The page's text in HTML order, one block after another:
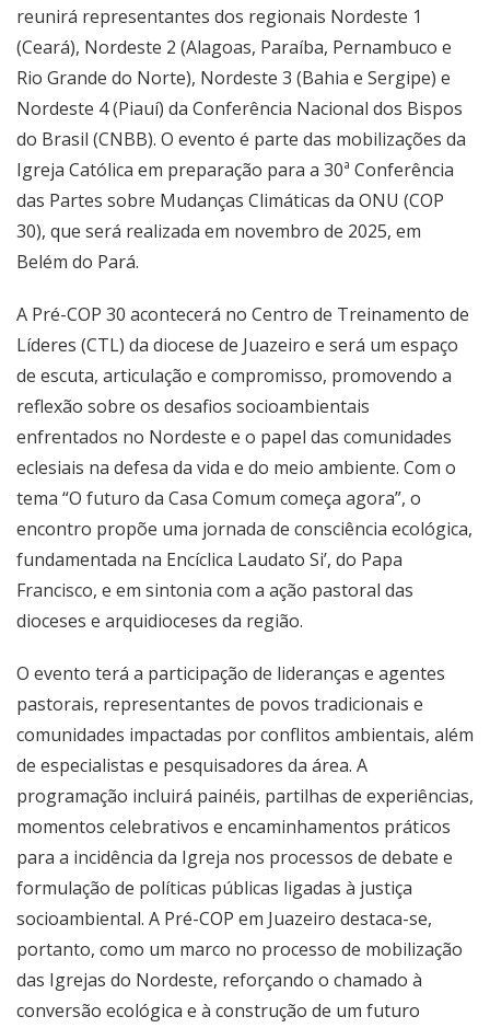
reunirá representantes dos regionais Nordeste 1
(Ceará), Nordeste 2 (Alagoas, Paraíba, Pernambuco e
Rio Grande do Norte), Nordeste 3 (Bahia e Sergipe) e
Nordeste 4 (Piauí) da Conferência Nacional dos Bispos
do Brasil (CNBB). O evento é parte das mobilizações da
Igreja Católica em preparação para a 30ª Conferência
das Partes sobre Mudanças Climáticas da ONU (COP
30), que será realizada em novembro de 2025, em
Belém do Pará.
A Pré-COP 30 acontecerá no Centro de Treinamento de
Líderes (CTL) da diocese de Juazeiro e será um espaço
de escuta, articulação e compromisso, promovendo a
reflexão sobre os desafios socioambientais
enfrentados no Nordeste e o papel das comunidades
eclesiais na defesa da vida e do meio ambiente. Com o
tema “O futuro da Casa Comum começa agora”, o
encontro propõe uma jornada de consciência ecológica,
fundamentada na Encíclica Laudato Si’, do Papa
Francisco, e em sintonia com a ação pastoral das
dioceses e arquidioceses da região.
O evento terá a participação de lideranças e agentes
pastorais, representantes de povos tradicionais e
comunidades impactadas por conflitos ambientais, além
de especialistas e pesquisadores da área. A
programação incluirá painéis, partilhas de experiências,
momentos celebrativos e encaminhamentos práticos
para a incidência da Igreja nos processos de debate e
formulação de políticas públicas ligadas à justiça
socioambiental. A Pré-COP em Juazeiro destaca-se,
portanto, como um marco no processo de mobilização
das Igrejas do Nordeste, reforçando o chamado à
conversão ecológica e à construção de um futuro